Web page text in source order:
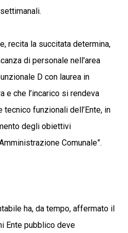
recita la succitata determina,
di personale nell'area
D con laurea in
e che l’incarico si rendeva
funzionali dell’Ente, in
degli obiettivi
Comunale”.
ha, da tempo, affermato il
Ente pubblico deve